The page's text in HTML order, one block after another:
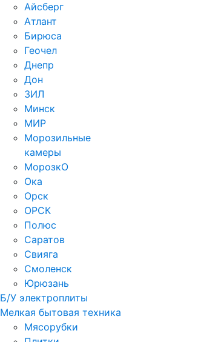
Айсберг
Атлант
Бирюса
Геочел
Днепр
Дон
ЗИЛ
Минск
МИР
Морозильные
камеры
МорозкО
Ока
Орск
ОРСК
Полюс
Саратов
Свияга
Смоленск
Юрюзань
Б/У электроплиты
Мелкая бытовая техника
Мясорубки